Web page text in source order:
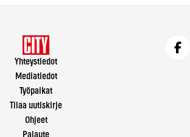
Yhteystiedot
Mediatiedot
Työpaikat
Tilaa uutiskirje
Ohjeet
Palaute